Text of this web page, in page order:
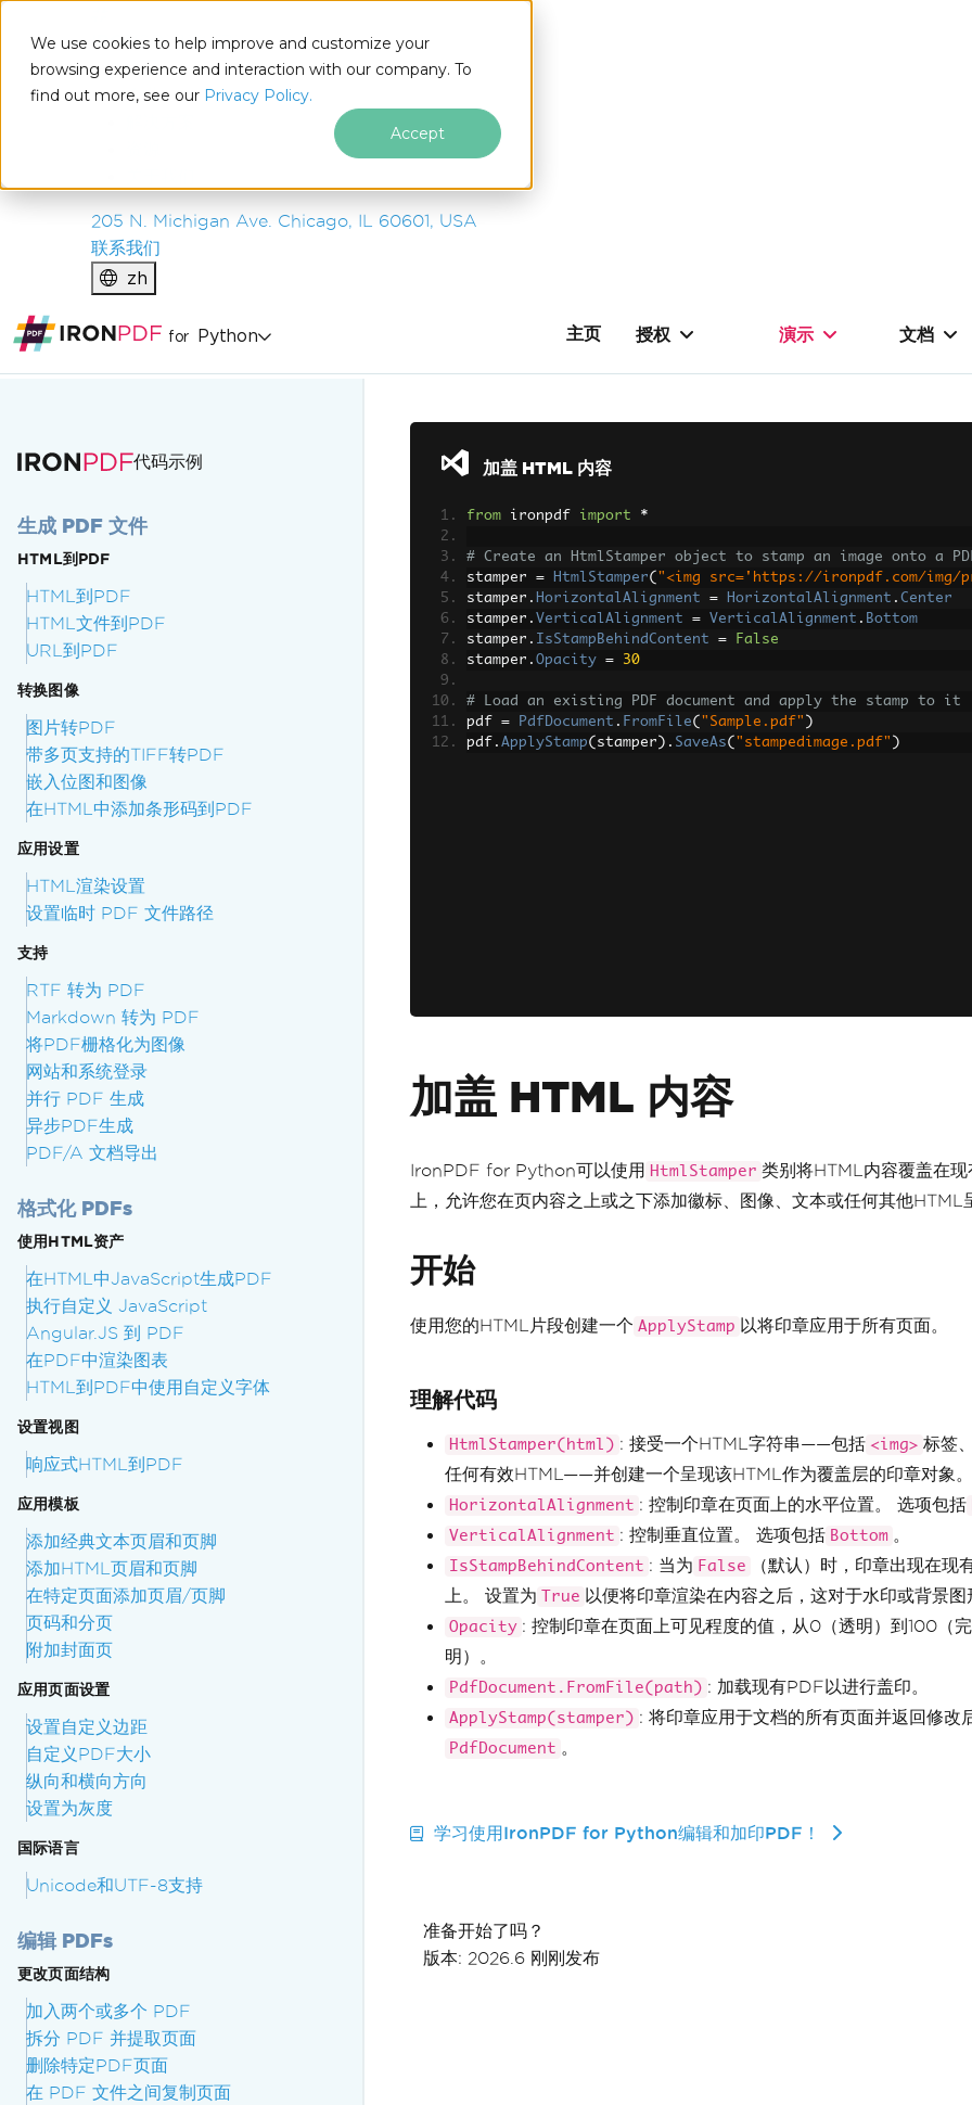
We use cookies to help improve and customize your
browsing experience and interaction with our company. To
find out more, see our Privacy Policy.
Accept
IRONSOFTWARE
产品
企业
205 N. Michigan Ave. Chicago, IL 60601, USA
联系我们
zh
for Python 主页 授权 演示 文档
代码示例
生成 PDF 文件
HTML到PDF
HTML到PDF
HTML文件到PDF
URL到PDF
转换图像
图片转PDF
带多页支持的TIFF转PDF
嵌入位图和图像
在HTML中添加条形码到PDF
应用设置
HTML渲染设置
设置临时 PDF 文件路径
支持
RTF 转为 PDF
Markdown 转为 PDF
将PDF栅格化为图像
网站和系统登录
并行 PDF 生成
异步PDF生成
PDF/A 文档导出
格式化 PDFs
使用HTML资产
在HTML中JavaScript生成PDF
执行自定义 JavaScript
Angular.JS 到 PDF
在PDF中渲染图表
HTML到PDF中使用自定义字体
设置视图
响应式HTML到PDF
应用模板
添加经典文本页眉和页脚
添加HTML页眉和页脚
在特定页面添加页眉/页脚
页码和分页
附加封面页
应用页面设置
设置自定义边距
自定义PDF大小
纵向和横向方向
设置为灰度
国际语言
Unicode和UTF-8支持
编辑 PDFs
更改页面结构
加入两个或多个 PDF
拆分 PDF 并提取页面
删除特定PDF页面
在 PDF 文件之间复制页面
加盖 HTML 内容
from ironpdf import *
# Create an HtmlStamper object to stamp an image onto a
stamper = HtmlStamper( "<img src='https://ironpdf.com/
stamper . HorizontalAlignment = HorizontalAlignment . Center
stamper . VerticalAlignment = VerticalAlignment . Bottom
stamper . IsStampBehindContent =
False
stamper . Opacity = 30
# Load an existing PDF document and apply the stamp to it
pdf = PdfDocument . FromFile( "Sample.pdf" )
pdf . ApplyStamp( stamper ). SaveAs( "stampedimage.pdf" )
加盖 HTML 内容
IronPDF for Python可以使用 HtmlStamper 类别将HTML内容覆盖在
上，允许您在页内容之上或之下添加徽标、图像、文本或任何其他HTML
开始
使用您的HTML片段创建一个 ApplyStamp 以将印章应用于所有页面。
理解代码
HtmlStamper(html) : 接受一个HTML字符串——包括 <img> 标签
任何有效HTML——并创建一个呈现该HTML作为覆盖层的印章对象。
HorizontalAlignment : 控制印章在页面上的水平位置。 选项包括
VerticalAlignment : 控制垂直位置。 选项包括 Bottom 。
IsStampBehindContent : 当为 False
（默认）时，印章出现在现
上。 设置为
True 以便将印章渲染在内容之后，这对于水印或背景图
Opacity : 控制印章在页面上可见程度的值，从0（透明）到100（
明）。
PdfDocument.FromFile(path) : 加载现有PDF以进行盖印。
ApplyStamp(stamper) : 将印章应用于文档的所有页面并返回修改
PdfDocument 。
学习使用IronPDF for Python编辑和加印PDF！
准备开始了吗？
版本: 2026.6 刚刚发布